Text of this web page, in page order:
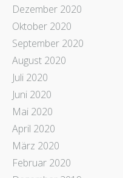
Dezember 2020
Oktober 2020
September 2020
August 2020
Juli 2020
Juni 2020
Mai 2020
April 2020
März 2020
Februar 2020